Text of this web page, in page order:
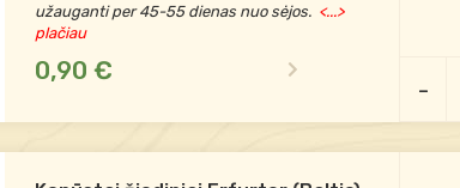
užauganti per 45-55 dienas nuo sėjos. <...>
plačiau
0,90 €
-